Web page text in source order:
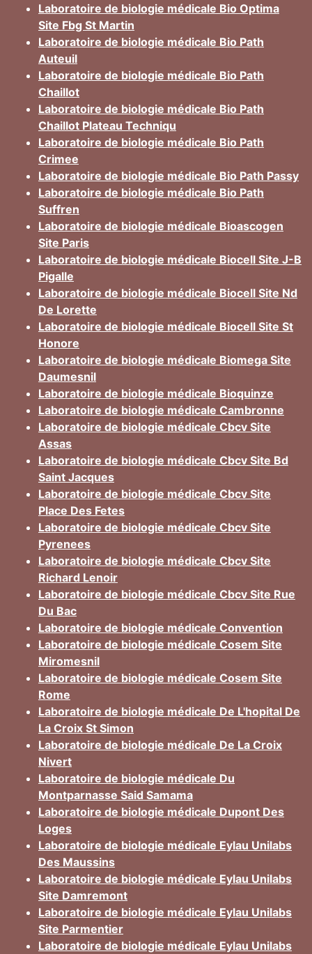
Laboratoire de biologie médicale Bio Optima
Site Fbg St Martin
Laboratoire de biologie médicale Bio Path
Auteuil
Laboratoire de biologie médicale Bio Path
Chaillot
Laboratoire de biologie médicale Bio Path
Chaillot Plateau Techniqu
Laboratoire de biologie médicale Bio Path
Crimee
Laboratoire de biologie médicale Bio Path Passy
Laboratoire de biologie médicale Bio Path
Suffren
Laboratoire de biologie médicale Bioascogen
Site Paris
Laboratoire de biologie médicale Biocell Site J-B
Pigalle
Laboratoire de biologie médicale Biocell Site Nd
De Lorette
Laboratoire de biologie médicale Biocell Site St
Honore
Laboratoire de biologie médicale Biomega Site
Daumesnil
Laboratoire de biologie médicale Bioquinze
Laboratoire de biologie médicale Cambronne
Laboratoire de biologie médicale Cbcv Site
Assas
Laboratoire de biologie médicale Cbcv Site Bd
Saint Jacques
Laboratoire de biologie médicale Cbcv Site
Place Des Fetes
Laboratoire de biologie médicale Cbcv Site
Pyrenees
Laboratoire de biologie médicale Cbcv Site
Richard Lenoir
Laboratoire de biologie médicale Cbcv Site Rue
Du Bac
Laboratoire de biologie médicale Convention
Laboratoire de biologie médicale Cosem Site
Miromesnil
Laboratoire de biologie médicale Cosem Site
Rome
Laboratoire de biologie médicale De L'hopital De
La Croix St Simon
Laboratoire de biologie médicale De La Croix
Nivert
Laboratoire de biologie médicale Du
Montparnasse Said Samama
Laboratoire de biologie médicale Dupont Des
Loges
Laboratoire de biologie médicale Eylau Unilabs
Des Maussins
Laboratoire de biologie médicale Eylau Unilabs
Site Damremont
Laboratoire de biologie médicale Eylau Unilabs
Site Parmentier
Laboratoire de biologie médicale Eylau Unilabs